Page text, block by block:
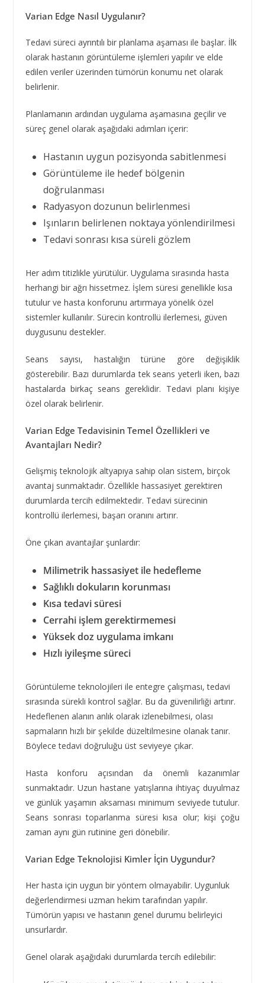
Varian Edge Nasıl Uygulanır?
Tedavi süreci ayrıntılı bir planlama aşaması ile başlar. İlk
olarak hastanın görüntüleme işlemleri yapılır ve elde
edilen veriler üzerinden tümörün konumu net olarak
belirlenir.
Planlamanın ardından uygulama aşamasına geçilir ve
süreç genel olarak aşağıdaki adımları içerir:
Hastanın uygun pozisyonda sabitlenmesi
Görüntüleme ile hedef bölgenin
doğrulanması
Radyasyon dozunun belirlenmesi
Işınların belirlenen noktaya yönlendirilmesi
Tedavi sonrası kısa süreli gözlem
Her adım titizlikle yürütülür. Uygulama sırasında hasta
herhangi bir ağrı hissetmez. İşlem süresi genellikle kısa
tutulur ve hasta konforunu artırmaya yönelik özel
sistemler kullanılır. Sürecin kontrollü ilerlemesi, güven
duygusunu destekler.
Seans sayısı, hastalığın türüne göre değişiklik
gösterebilir. Bazı durumlarda tek seans yeterli iken, bazı
hastalarda birkaç seans gereklidir. Tedavi planı kişiye
özel olarak belirlenir.
Varian Edge Tedavisinin Temel Özellikleri ve
Avantajları Nedir?
Gelişmiş teknolojik altyapıya sahip olan sistem, birçok
avantaj sunmaktadır. Özellikle hassasiyet gerektiren
durumlarda tercih edilmektedir. Tedavi sürecinin
kontrollü ilerlemesi, başarı oranını artırır.
Öne çıkan avantajlar şunlardır:
Milimetrik hassasiyet ile hedefleme
Sağlıklı dokuların korunması
Kısa tedavi süresi
Cerrahi işlem gerektirmemesi
Yüksek doz uygulama imkanı
Hızlı iyileşme süreci
Görüntüleme teknolojileri ile entegre çalışması, tedavi
sırasında sürekli kontrol sağlar. Bu da güvenilirliği artırır.
Hedeflenen alanın anlık olarak izlenebilmesi, olası
sapmaların hızlı bir şekilde düzeltilmesine olanak tanır.
Böylece tedavi doğruluğu üst seviyeye çıkar.
Hasta konforu açısından da önemli kazanımlar
sunmaktadır. Uzun hastane yatışlarına ihtiyaç duyulmaz
ve günlük yaşamın aksaması minimum seviyede tutulur.
Seans sonrası toparlanma süresi kısa olur; kişi çoğu
zaman aynı gün rutinine geri dönebilir.
Varian Edge Teknolojisi Kimler İçin Uygundur?
Her hasta için uygun bir yöntem olmayabilir. Uygunluk
değerlendirmesi uzman hekim tarafından yapılır.
Tümörün yapısı ve hastanın genel durumu belirleyici
unsurlardır.
Genel olarak aşağıdaki durumlarda tercih edilebilir: